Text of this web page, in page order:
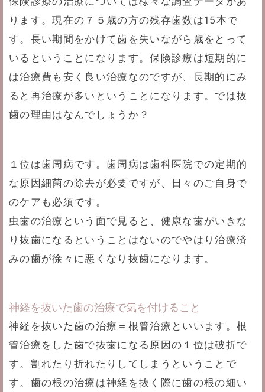
ります。現在の７５歳の方の残存歯数は15本で
す。長い期間をかけて歯を失いながら歳をとって
いるということになります。保険診療は短期的に
は治療費も安く良い治療なのですが、長期的にみ
ると再治療が多いということになります。では抜
歯の理由はなんでしょうか？
１位は歯周病です。歯周病は歯科医院での定期的
な原因細菌の除去が必要ですが、日々のご自身で
のケアも必須です。
虫歯の治療という面で見ると、健康な歯がいきな
り抜歯になるということはないのでやはり治療済
みの歯が徐々に悪くなり抜歯になります。
神経を抜いた歯の治療で気を付けること
神経を抜いた歯の治療＝根管治療といいます。根
管治療をした歯で抜歯になる原因の１位は破折で
す。割れたり折れたりしてしまうということで
す。歯の根の治療は神経を抜く際に歯の根の細い